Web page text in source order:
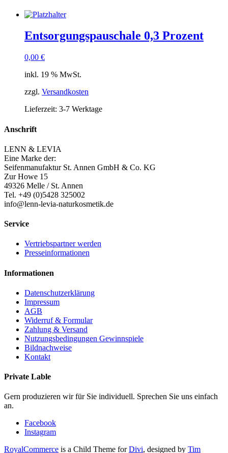
Entsorgungspauschale 0,3 Prozent
0,00 €
inkl. 19 % MwSt.
zzgl. Versandkosten
Lieferzeit: 3-7 Werktage
Anschrift
LENN & LEVIA
Eine Marke der:
Seifenmanufaktur St. Annen GmbH & Co. KG
Zur Howe 15
49326 Melle / St. Annen
Tel. +49 (0)5428 325002
info@lenn-levia-naturkosmetik.de
Service
Vertriebspartner werden
Presseinformationen
Informationen
Datenschutzerklärung
Impressum
AGB
Widerruf & Formular
Zahlung & Versand
Nutzungsbedingungen Gewinnspiele
Bildnachweise
Kontakt
Private Lable
Gern produzieren wir für Sie individuell. Sprechen Sie uns einfach
an.
Facebook
Instagram
RoyalCommerce is a Child Theme forDivi, designed by Tim